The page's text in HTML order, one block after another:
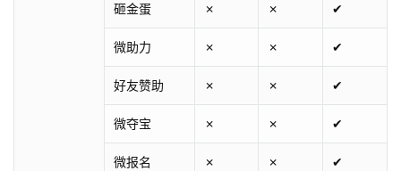
砸金蛋 ✗ ✗ ✔
微助力 ✗ ✗ ✔
好友赞助 ✗ ✗ ✔
微夺宝 ✗ ✗ ✔
微报名 ✗ ✗ ✔